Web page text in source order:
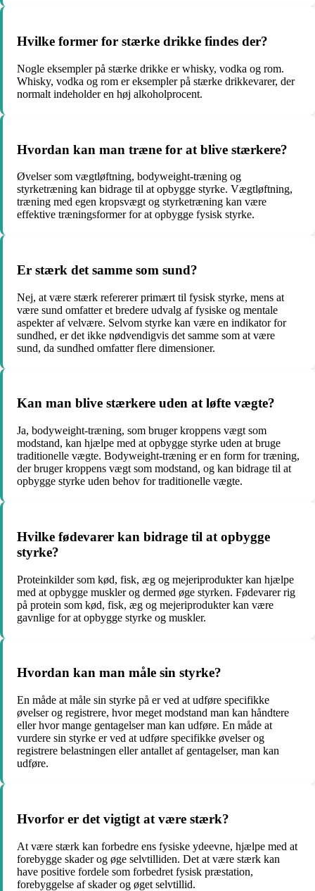
Hvilke former for stærke drikke findes der?
Nogle eksempler på stærke drikke er whisky, vodka og rom.
Whisky, vodka og rom er eksempler på stærke drikkevarer, der
normalt indeholder en høj alkoholprocent.
Hvordan kan man træne for at blive stærkere?
Øvelser som vægtløftning, bodyweight-træning og
styrketræning kan bidrage til at opbygge styrke. Vægtløftning,
træning med egen kropsvægt og styrketræning kan være
effektive træningsformer for at opbygge fysisk styrke.
Er stærk det samme som sund?
Nej, at være stærk refererer primært til fysisk styrke, mens at
være sund omfatter et bredere udvalg af fysiske og mentale
aspekter af velvære. Selvom styrke kan være en indikator for
sundhed, er det ikke nødvendigvis det samme som at være
sund, da sundhed omfatter flere dimensioner.
Kan man blive stærkere uden at løfte vægte?
Ja, bodyweight-træning, som bruger kroppens vægt som
modstand, kan hjælpe med at opbygge styrke uden at bruge
traditionelle vægte. Bodyweight-træning er en form for træning,
der bruger kroppens vægt som modstand, og kan bidrage til at
opbygge styrke uden behov for traditionelle vægte.
Hvilke fødevarer kan bidrage til at opbygge
styrke?
Proteinkilder som kød, fisk, æg og mejeriprodukter kan hjælpe
med at opbygge muskler og dermed øge styrken. Fødevarer rig
på protein som kød, fisk, æg og mejeriprodukter kan være
gavnlige for at opbygge styrke og muskler.
Hvordan kan man måle sin styrke?
En måde at måle sin styrke på er ved at udføre specifikke
øvelser og registrere, hvor meget modstand man kan håndtere
eller hvor mange gentagelser man kan udføre. En måde at
vurdere sin styrke er ved at udføre specifikke øvelser og
registrere belastningen eller antallet af gentagelser, man kan
udføre.
Hvorfor er det vigtigt at være stærk?
At være stærk kan forbedre ens fysiske ydeevne, hjælpe med at
forebygge skader og øge selvtilliden. Det at være stærk kan
have positive fordele som forbedret fysisk præstation,
forebyggelse af skader og øget selvtillid.